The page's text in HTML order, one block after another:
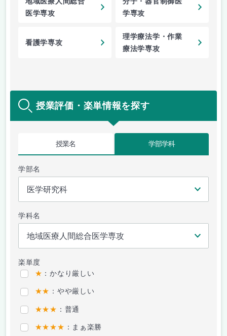
医学専攻
学専攻
看護学専攻
理学療法学・作業
療法学専攻
授業評価・楽単情報を探す
授業名 学部学科
学部名
学科名
楽単度
★ ：かなり厳しい
★★ ：やや厳しい
★★★ ：普通
★★★★ ：まぁ楽勝